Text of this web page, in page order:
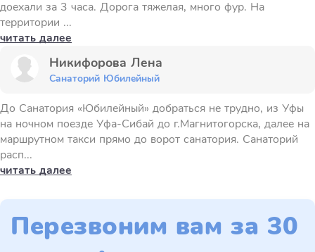
доехали за 3 часа. Дорога тяжелая, много фур. На
территории ...
читать далее
Никифорова Лена
Санаторий Юбилейный
До Санатория «Юбилейный» добраться не трудно, из Уфы
на ночном поезде Уфа-Сибай до г.Магнитогорска, далее на
маршрутном такси прямо до ворот санатория. Санаторий
расп...
читать далее
Перезвоним вам за 30